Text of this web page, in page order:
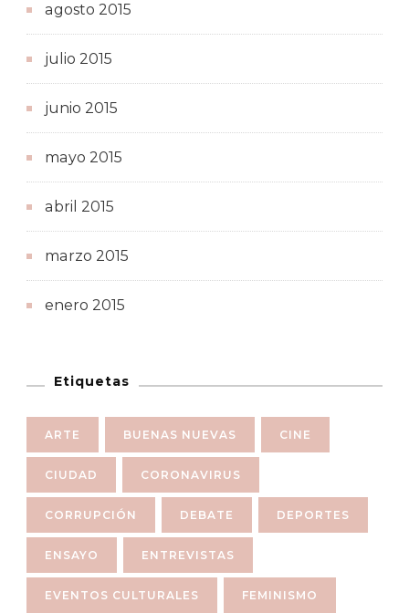
agosto 2015
julio 2015
junio 2015
mayo 2015
abril 2015
marzo 2015
enero 2015
Etiquetas
ARTE BUENAS NUEVAS CINE
CIUDAD CORONAVIRUS
CORRUPCIÓN DEBATE DEPORTES
ENSAYO ENTREVISTAS
EVENTOS CULTURALES FEMINISMO